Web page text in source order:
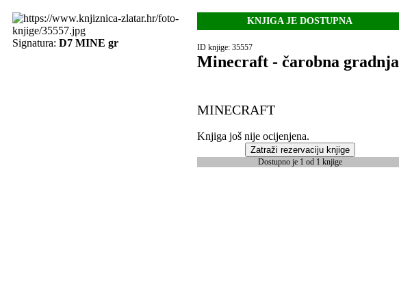
Signatura: D7 MINE gr
KNJIGA JE DOSTUPNA
ID knjige: 35557
Minecraft - čarobna gradnja
MINECRAFT
Knjiga još nije ocijenjena.
Zatraži rezervaciju knjige
Dostupno je 1 od 1 knjige